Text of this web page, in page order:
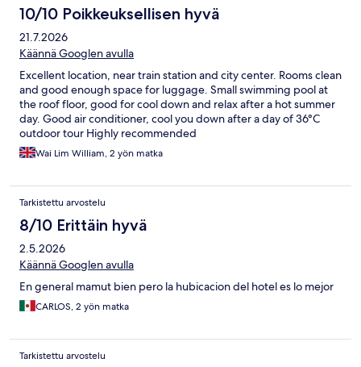
10/10 Poikkeuksellisen hyvä
21.7.2026
Käännä Googlen avulla
Excellent location, near train station and city center. Rooms clean
and good enough space for luggage. Small swimming pool at
the roof floor, good for cool down and relax after a hot summer
day. Good air conditioner, cool you down after a day of 36°C
outdoor tour Highly recommended
Wai Lim William, 2 yön matka
Tarkistettu arvostelu
8/10 Erittäin hyvä
2.5.2026
Käännä Googlen avulla
En general mamut bien pero la hubicacion del hotel es lo mejor
CARLOS, 2 yön matka
Tarkistettu arvostelu